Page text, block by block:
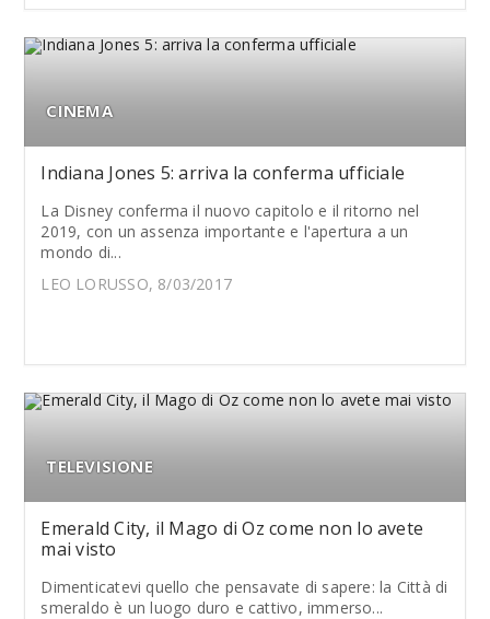
CINEMA
Indiana Jones 5: arriva la conferma ufficiale
La Disney conferma il nuovo capitolo e il ritorno nel
2019, con un assenza importante e l'apertura a un
mondo di...
LEO LORUSSO, 8/03/2017
TELEVISIONE
Emerald City, il Mago di Oz come non lo avete
mai visto
Dimenticatevi quello che pensavate di sapere: la Città di
smeraldo è un luogo duro e cattivo, immerso...